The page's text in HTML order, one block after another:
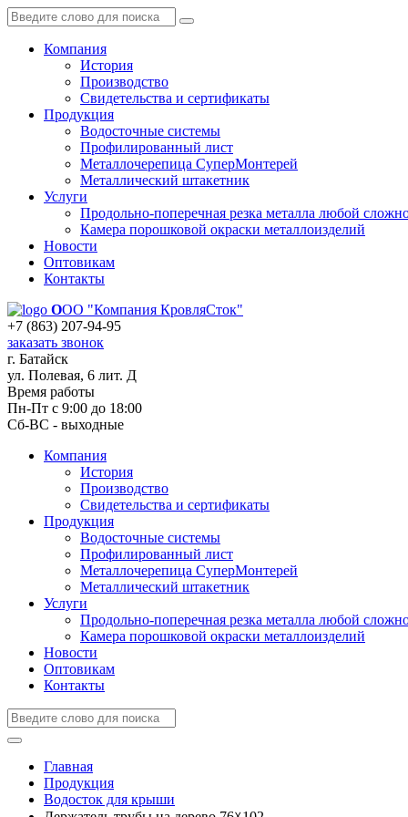
Компания
История
Производство
Свидетельства и сертификаты
Продукция
Водосточные системы
Профилированный лист
Металлочерепица СуперМонтерей
Металлический штакетник
Услуги
Продольно-поперечная резка металла любой
Камера порошковой окраски металлоизделий
Новости
Оптовикам
Контакты
ООО "Компания КровляСток"
+7 (863) 207-94-95
заказать звонок
г. Батайск
ул. Полевая, 6 лит. Д
Время работы
Пн-Пт с 9:00 до 18:00
Сб-ВС - выходные
Компания
История
Производство
Свидетельства и сертификаты
Продукция
Водосточные системы
Профилированный лист
Металлочерепица СуперМонтерей
Металлический штакетник
Услуги
Продольно-поперечная резка металла любой
Камера порошковой окраски металлоизделий
Новости
Оптовикам
Контакты
Главная
Продукция
Водосток для крыши